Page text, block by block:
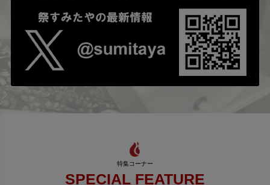
SPECIAL FEATURE